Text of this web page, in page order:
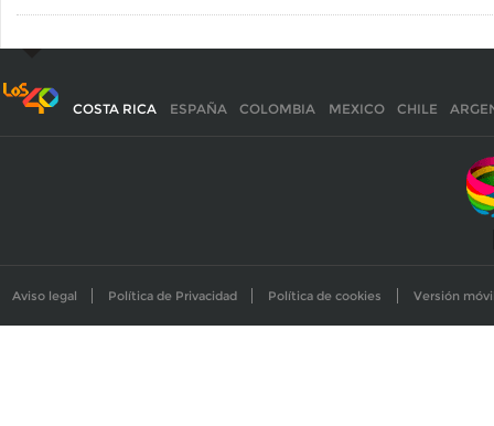
COSTA RICA ESPAÑA COLOMBIA MEXICO CHILE
Aviso legal Política de Privacidad Política de cookies Versión